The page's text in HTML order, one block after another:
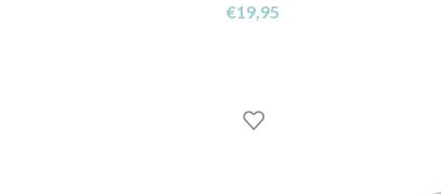
€19,95